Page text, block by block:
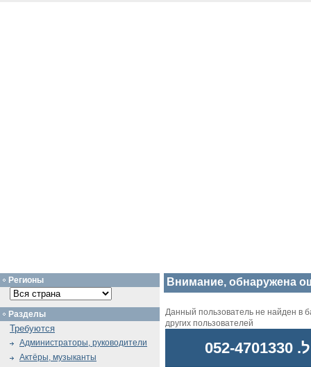
Внимание, обнаружена
Данный пользователь не найден в
других пользователей
Регионы
Разделы
Требуются
Администраторы, руководители
Актёры, музыканты